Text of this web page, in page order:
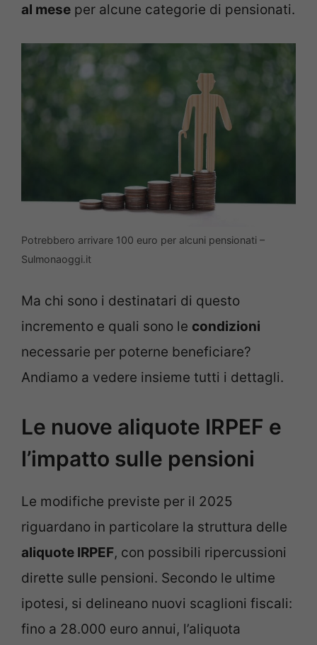
al mese per alcune categorie di pensionati.
Potrebbero arrivare 100 euro per alcuni pensionati –
Sulmonaoggi.it
Ma chi sono i destinatari di questo
incremento e quali sono le condizioni
necessarie per poterne beneficiare?
Andiamo a vedere insieme tutti i dettagli.
Le nuove aliquote IRPEF e
l’impatto sulle pensioni
Le modifiche previste per il 2025
riguardano in particolare la struttura delle
aliquote IRPEF, con possibili ripercussioni
dirette sulle pensioni. Secondo le ultime
ipotesi, si delineano nuovi scaglioni fiscali:
fino a 28.000 euro annui, l’aliquota